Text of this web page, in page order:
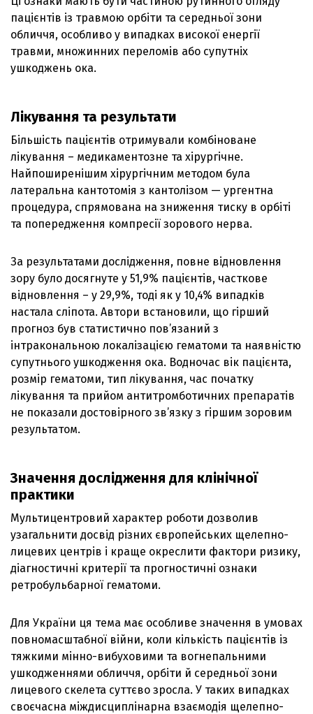
пацієнтів із травмою орбіти та середньої зони
обличчя, особливо у випадках високої енергії
травми, множинних переломів або супутніх
ушкоджень ока.
Лікування та результати
Більшість пацієнтів отримували комбіноване
лікування – медикаментозне та хірургічне.
Найпоширенішим хірургічним методом була
латеральна кантотомія з кантолізом — ургентна
процедура, спрямована на зниження тиску в орбіті
та попередження компресії зорового нерва.
За результатами дослідження, повне відновлення
зору було досягнуте у 51,9% пацієнтів, часткове
відновлення – у 29,9%, тоді як у 10,4% випадків
настала сліпота. Автори встановили, що гірший
прогноз був статистично пов’язаний з
інтракональною локалізацією гематоми та наявністю
супутнього ушкодження ока. Водночас вік пацієнта,
розмір гематоми, тип лікування, час початку
лікування та прийом антитромботичних препаратів
не показали достовірного зв’язку з гіршим зоровим
результатом.
Значення дослідження для клінічної
практики
Мультицентровий характер роботи дозволив
узагальнити досвід різних європейських щелепно-
лицевих центрів і краще окреслити фактори ризику,
діагностичні критерії та прогностичні ознаки
ретробульбарної гематоми.
Для України ця тема має особливе значення в умовах
повномасштабної війни, коли кількість пацієнтів із
тяжкими мінно-вибуховими та вогнепальними
ушкодженнями обличчя, орбіти й середньої зони
лицевого скелета суттєво зросла. У таких випадках
своєчасна міждисциплінарна взаємодія щелепно-